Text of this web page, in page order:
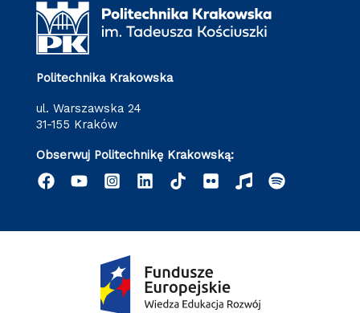
Politechnika Krakowska
ul. Warszawska 24
31-155 Kraków
Obserwuj Politechnikę Krakowską: